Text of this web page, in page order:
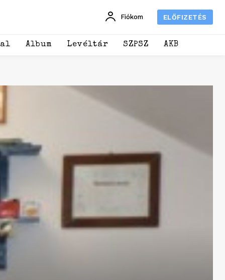
Fiókom ELŐFIZETÉS
Album Levéltár SZPSZ AKB